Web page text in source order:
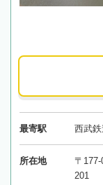
最寄駅 西武
所在地
〒
201